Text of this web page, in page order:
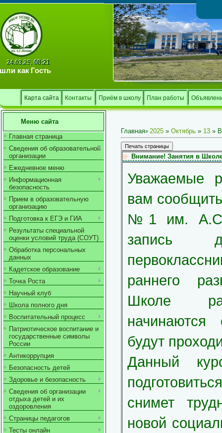
24.03.25, 08:21
как Гость
Карта сайта Контакты Приём в школу План работы
Меню сайта
Главная страница
Сведения об образовательной
организации
Ежедневное меню
Информационная
безопасность
Прием в образовательную
организацию
Подготовка к ЕГЭ и ГИА
Результаты специальной
оценки условий труда (СОУТ)
Обработка персональных
данных
Кадетское образование
Точка Роста
Научный клуб
Школа полного дня
Воспитательный процесс
Патриотическое воспитание и
государственные символы
России
Антикоррупция
Безопасность детей
Здоровье и безопасность
Сведения об организации
отдыха детей и их
оздоровления
Страницы педагогов
Тесты онлайн
Главная» 2025 » Октябрь » 13 »
Внимание! Занятия в
Уважаемые
вам
№1 им. А.С.
запись
раннего
Школе
будут
Данный
снимет
новой